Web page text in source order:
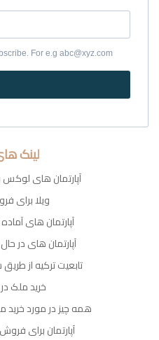
For e.g abc@xyz.com
لینک
آپارتمان های
ویلا برای
آپارتمان های
آپارتمان های در
تابعیت ترکیه از
خرید ملک در
همه چیز در مورد خرید
آپارتمان برای